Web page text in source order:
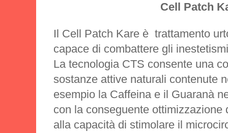
Cell Patch
Il Cell Patch Kare è trattamento
capace di combattere gli
La tecnologia CTS consente una
sostanze attive naturali contenute
esempio la Caffeina e il Guaranà
con la conseguente ottimizzazione
alla capacità di stimolare il